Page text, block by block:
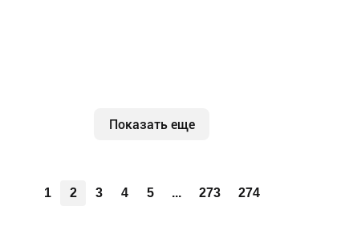
Показать еще
1 2 3 4 5 ... 273 274